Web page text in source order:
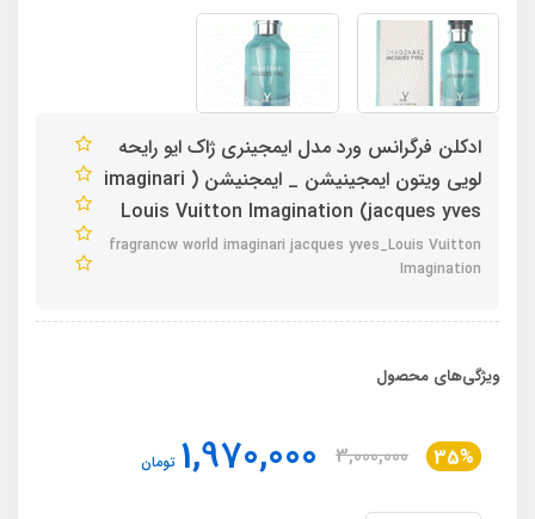
ادکلن فرگرانس ورد مدل ایمجینری ژاک ایو رایحه
لویی ویتون ایمجینیشن _ ایمجنیشن ( imaginari
jacques yves) Louis Vuitton Imagination
fragrancw world imaginari jacques yves_Louis Vuitton
Imagination
ویژگی‌های محصول
35%
3,000,000
1,970,000 تومان